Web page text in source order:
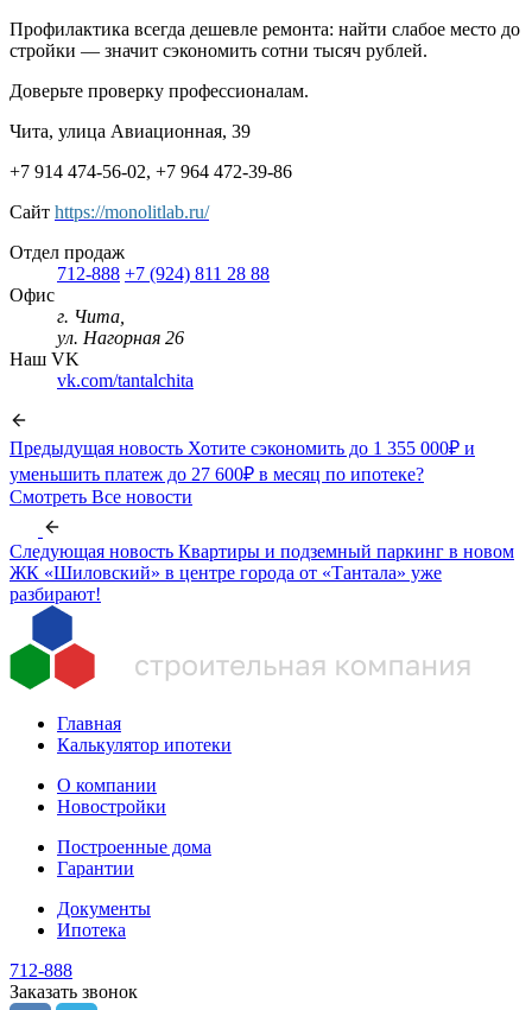
Профилактика всегда дешевле ремонта: найти слабое место до
стройки — значит сэкономить сотни тысяч рублей.
Доверьте проверку профессионалам.
Чита, улица Авиационная, 39
+7 914 474-56-02, +7 964 472-39-86
Сайт https://monolitlab.ru/
Отдел продаж
712-888 +7 (924) 811 28 88
Офис
г. Чита,
ул. Нагорная 26
Наш VK
vk.com/tantalchita
Предыдущая новость Хотите сэкономить до 1 355 000₽ и
уменьшить платеж до 27 600₽ в месяц по ипотеке?
Смотреть Все новости
Следующая новость Квартиры и подземный паркинг в новом
ЖК «Шиловский» в центре города от «Тантала» уже
разбирают!
Главная
Калькулятор ипотеки
О компании
Новостройки
Построенные дома
Гарантии
Документы
Ипотека
712-888
Заказать звонок